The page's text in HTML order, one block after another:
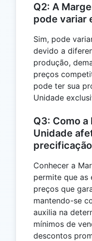
Q2: A
pode variar
Sim, pode
devido a
produção,
preços
pode ter sua
Unidade
Q3: Como
Unidade
Conhecer a
permite que as
preços que
mantendo-se
auxilia na
mínimos de
descontos